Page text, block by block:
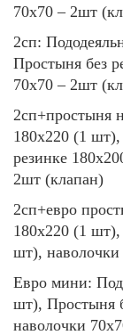
70х70 – 2шт
2сп:
Простыня без
70х70 – 2шт
2сп+простыня
180х220 (1 шт),
резинке
2шт (клапан)
2сп+евро
180х220 (1 шт),
шт),
Евро мини:
шт), Простыня
наволочки